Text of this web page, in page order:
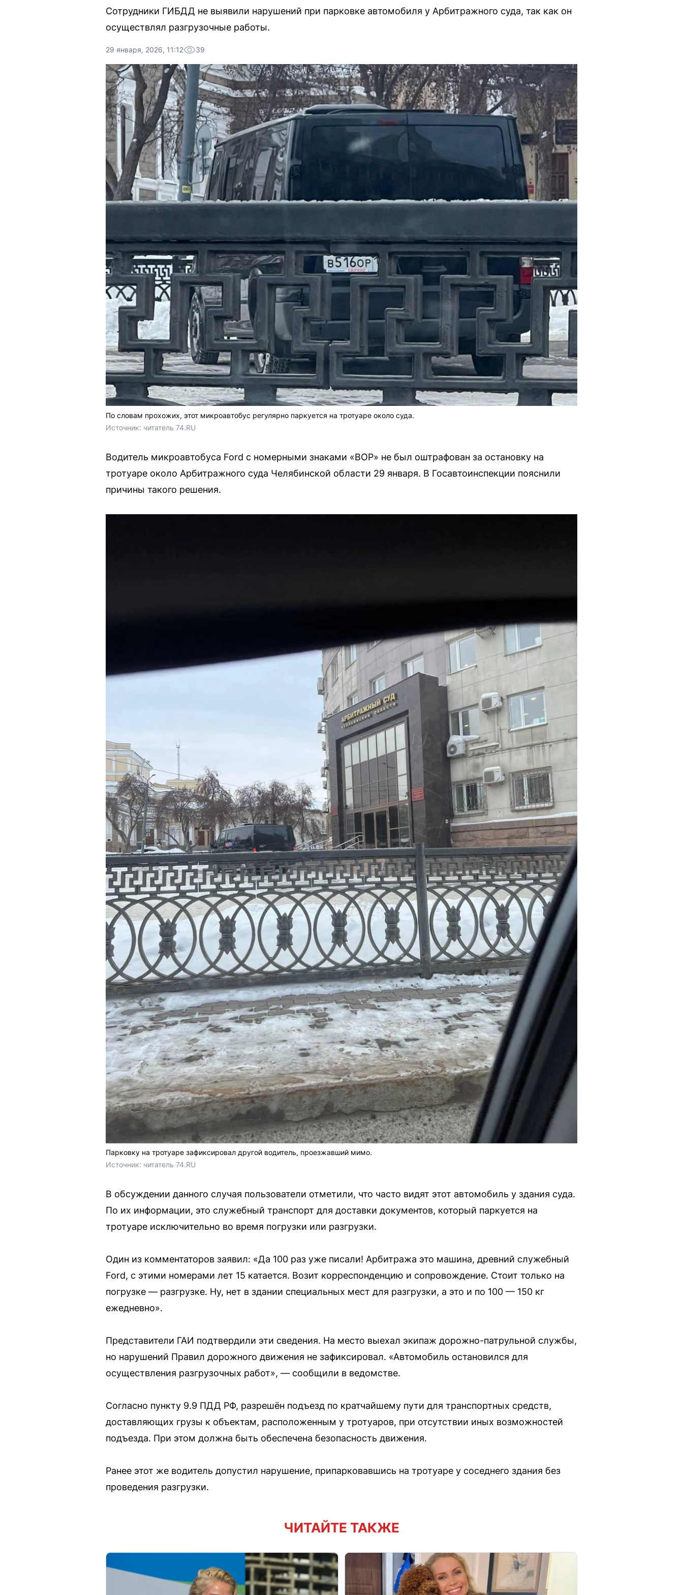
Сотрудники ГИБДД не выявили нарушений при парковке автомобиля у Арбитражного суда, так как он
осуществлял разгрузочные работы.
29 января, 2026, 11:12 39
По словам прохожих, этот микроавтобус регулярно паркуется на тротуаре около суда.
Источник: читатель 74.RU
Водитель микроавтобуса Ford с номерными знаками «ВОР» не был оштрафован за остановку на
тротуаре около Арбитражного суда Челябинской области 29 января. В Госавтоинспекции пояснили
причины такого решения.
Парковку на тротуаре зафиксировал другой водитель, проезжавший мимо.
Источник: читатель 74.RU
В обсуждении данного случая пользователи отметили, что часто видят этот автомобиль у здания суда.
По их информации, это служебный транспорт для доставки документов, который паркуется на
тротуаре исключительно во время погрузки или разгрузки.
Один из комментаторов заявил: «Да 100 раз уже писали! Арбитража это машина, древний служебный
Ford, с этими номерами лет 15 катается. Возит корреспонденцию и сопровождение. Стоит только на
погрузке — разгрузке. Ну, нет в здании специальных мест для разгрузки, а это и по 100 — 150 кг
ежедневно».
Представители ГАИ подтвердили эти сведения. На место выехал экипаж дорожно-патрульной службы,
но нарушений Правил дорожного движения не зафиксировал. «Автомобиль остановился для
осуществления разгрузочных работ», — сообщили в ведомстве.
Согласно пункту 9.9 ПДД РФ, разрешён подъезд по кратчайшему пути для транспортных средств,
доставляющих грузы к объектам, расположенным у тротуаров, при отсутствии иных возможностей
подъезда. При этом должна быть обеспечена безопасность движения.
Ранее этот же водитель допустил нарушение, припарковавшись на тротуаре у соседнего здания без
проведения разгрузки.
ЧИТАЙТЕ ТАКЖЕ